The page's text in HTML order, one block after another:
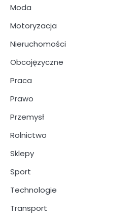
Moda
Motoryzacja
Nieruchomości
Obcojęzyczne
Praca
Prawo
Przemysł
Rolnictwo
Sklepy
Sport
Technologie
Transport